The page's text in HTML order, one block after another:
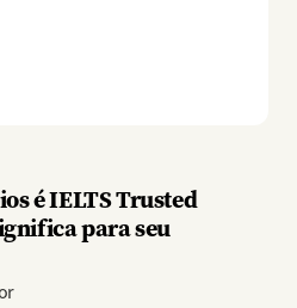
é IELTS Trusted
para seu